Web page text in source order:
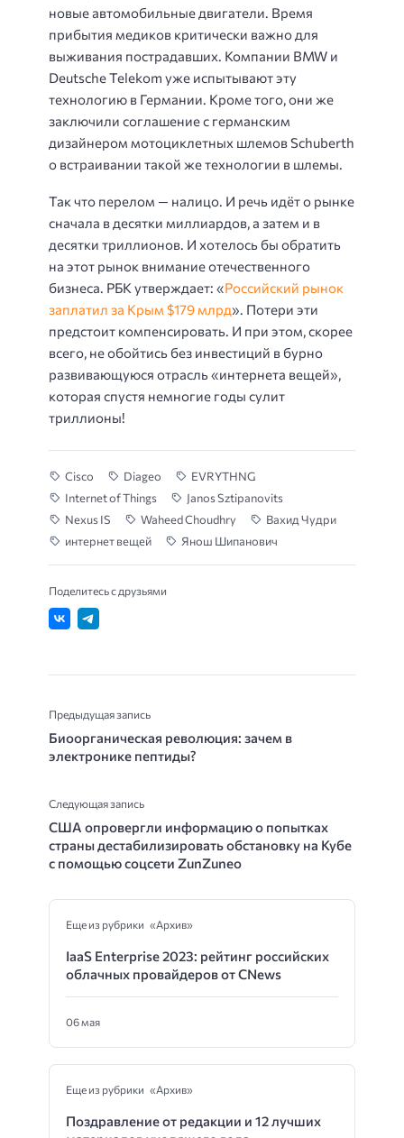
новые автомобильные двигатели. Время
прибытия медиков критически важно для
выживания пострадавших. Компании BMW и
Deutsche Telekom уже испытывают эту
технологию в Германии. Кроме того, они же
заключили соглашение с германским
дизайнером мотоциклетных шлемов Schuberth
о встраивании такой же технологии в шлемы.
Так что перелом — налицо. И речь идёт о рынке
сначала в десятки миллиардов, а затем и в
десятки триллионов. И хотелось бы обратить
на этот рынок внимание отечественного
бизнеса. РБК утверждает: «Российский рынок
заплатил за Крым $179 млрд». Потери эти
предстоит компенсировать. И при этом, скорее
всего, не обойтись без инвестиций в бурно
развивающуюся отрасль «интернета вещей»,
которая спустя немногие годы сулит
триллионы!
Cisco Diageo
EVRYTHNG
Internet of Things
Janos Sztipanovits
Nexus IS
Waheed Choudhry
Вахид Чудри
интернет вещей
Янош Шипанович
Поделитесь с друзьями
Предыдущая запись
Биоорганическая революция: зачем в
электронике пептиды?
Следующая запись
США опровергли информацию о попытках
страны дестабилизировать обстановку на Кубе
с помощью соцсети ZunZuneo
Еще из рубрики «Архив»
IaaS Enterprise 2023: рейтинг российских
облачных провайдеров от CNews
06 мая
Еще из рубрики «Архив»
Поздравление от редакции и 12 лучших